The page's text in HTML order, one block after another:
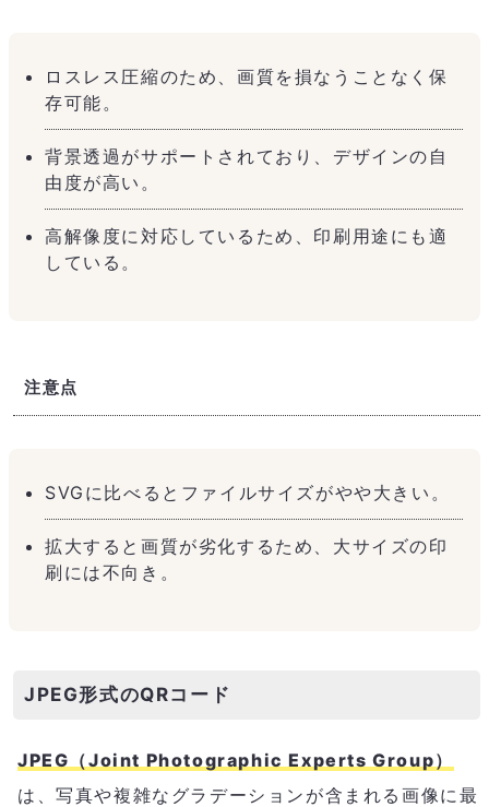
ロスレス圧縮のため、画質を損なうことなく保
存可能。
背景透過がサポートされており、デザインの自
由度が高い。
高解像度に対応しているため、印刷用途にも適
している。
注意点
SVGに比べるとファイルサイズがやや大きい。
拡大すると画質が劣化するため、大サイズの印
刷には不向き。
JPEG形式のQRコード
JPEG（Joint Photographic Experts Group）
は、写真や複雑なグラデーションが含まれる画像に最